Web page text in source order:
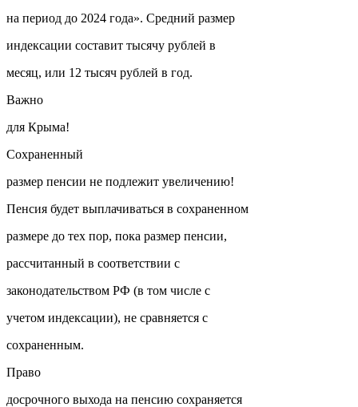
на период до 2024 года». Средний размер
индексации составит тысячу рублей в
месяц, или 12 тысяч рублей в год.
Важно
для Крыма!
Сохраненный
размер пенсии не подлежит увеличению!
Пенсия будет выплачиваться в сохраненном
размере до тех пор, пока размер пенсии,
рассчитанный в соответствии с
законодательством РФ (в том числе с
учетом индексации), не сравняется с
сохраненным.
Право
досрочного выхода на пенсию сохраняется